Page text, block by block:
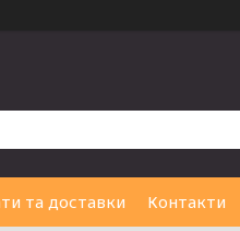
та доставки Контакти